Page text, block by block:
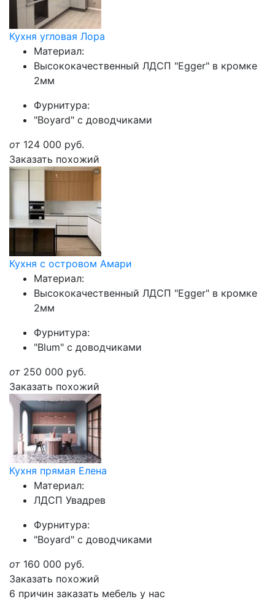
Кухня угловая Лора
Материал:
Высококачественный ЛДСП "Egger" в кромке
2мм
Фурнитура:
"Boyard" с доводчиками
от 124 000 руб.
Заказать похожий
Кухня с островом Амари
Материал:
Высококачественный ЛДСП "Egger" в кромке
2мм
Фурнитура:
"Blum" с доводчиками
от 250 000 руб.
Заказать похожий
Кухня прямая Елена
Материал:
ЛДСП Увадрев
Фурнитура:
"Boyard" с доводчиками
от 160 000 руб.
Заказать похожий
6 причин заказать мебель у нас